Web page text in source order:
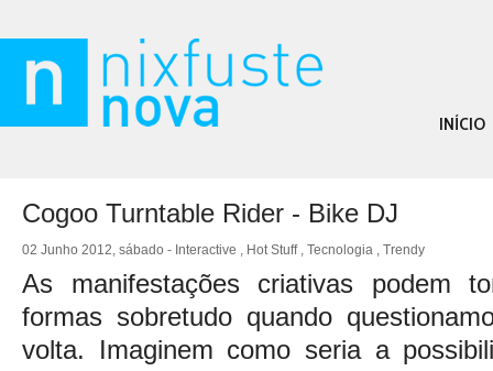
INÍCIO
Cogoo Turntable Rider - Bike DJ
02 Junho 2012, sábado - Interactive , Hot Stuff, Tecnologia , Trendy
As manifestações criativas podem
formas sobretudo quando
volta. Imaginem como seria a